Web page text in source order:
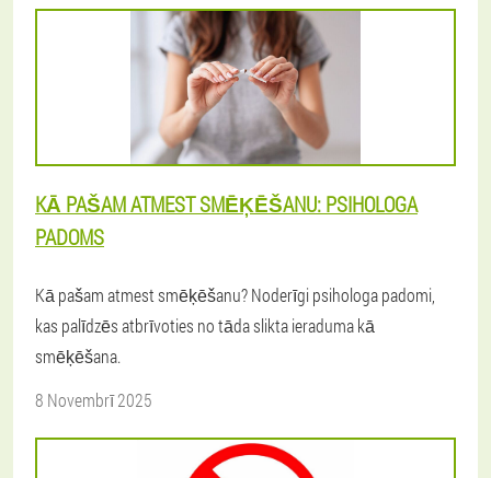
KĀ PAŠAM ATMEST SMĒĶĒŠANU: PSIHOLOGA
PADOMS
Kā pašam atmest smēķēšanu? Noderīgi psihologa padomi,
kas palīdzēs atbrīvoties no tāda slikta ieraduma kā
smēķēšana.
8 Novembrī 2025